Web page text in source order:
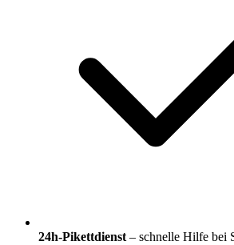
24h-Pikettdienst – schnelle Hilfe bei